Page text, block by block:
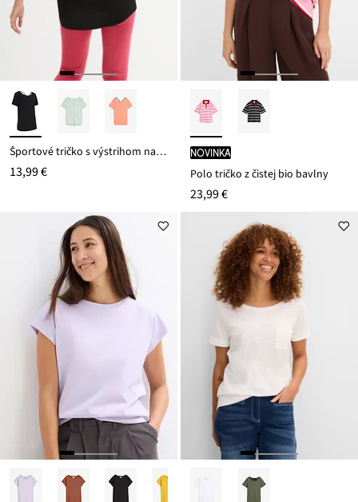
Športové tričko s výstrihom na chrbte
13,99 €
novinka
Polo tričko z čistej bio bavlny
23,99 €